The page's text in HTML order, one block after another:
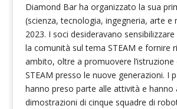
Diamond Bar ha organizzato la sua
(scienza, tecnologia, ingegneria, arte e
2023. I soci desideravano
la comunità sul tema STEAM e fornire
ambito, oltre a promuovere l’istruzione
STEAM presso le nuove generazioni. I
hanno preso parte alle attività e hanno
dimostrazioni di cinque squadre di